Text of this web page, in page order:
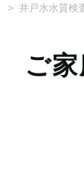
井戸水水質検
ご